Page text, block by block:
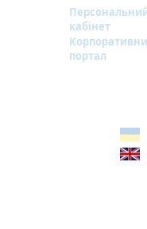
кабінет
портал